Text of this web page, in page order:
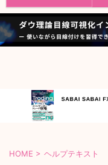
HOME > ヘルプテキスト